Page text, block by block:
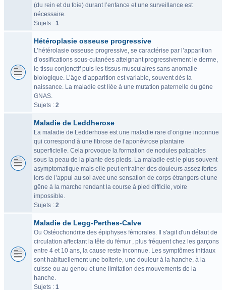
(du rein et du foie) durant l’enfance et une surveillance est
nécessaire.
Sujets : 1
Hétéroplasie osseuse progressive
L’hétérolasie osseuse progressive, se caractérise par l’apparition
d’ossifications sous-cutanées atteignant progressivement le derme,
le tissu conjonctif puis les tissus musculaires sans anomalie
biologique. L’âge d’apparition est variable, souvent dès la
naissance. La maladie est liée à une mutation paternelle du gène
GNAS.
Sujets : 2
Maladie de Leddherose
La maladie de Ledderhose est une maladie rare d’origine inconnue
qui correspond à une fibrose de l’aponévrose plantaire
superficielle. Cela provoque la formation de nodules palpables
sous la peau de la plante des pieds. La maladie est le plus souvent
asymptomatique mais elle peut entrainer des douleurs assez fortes
lors de l’appui au sol avec une sensation de corps étrangers et une
gêne à la marche rendant la course à pied difficile, voire
impossible.
Sujets : 2
Maladie de Legg-Perthes-Calve
Ou Ostéochondrite des épiphyses fémorales. Il s'agit d'un défaut de
circulation affectant la tête du fémur , plus fréquent chez les garçons
entre 4 et 10 ans, la cause reste inconnue. Les symptômes initiaux
sont habituellement une boiterie, une douleur à la hanche, à la
cuisse ou au genou et une limitation des mouvements de la
hanche.
Sujets : 1